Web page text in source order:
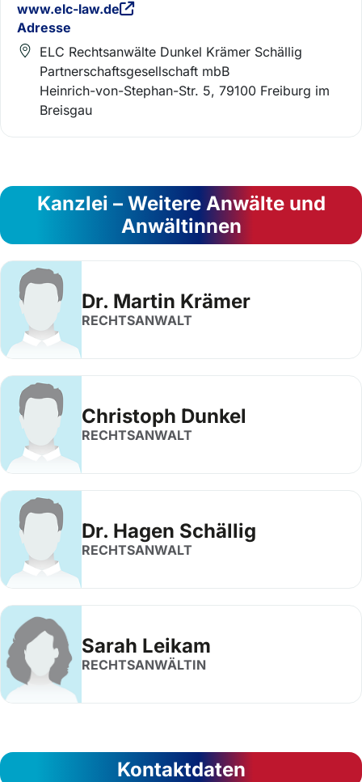
www.elc-law.de
Adresse
ELC Rechtsanwälte Dunkel Krämer Schällig
Partnerschaftsgesellschaft mbB
Heinrich-von-Stephan-Str. 5, 79100 Freiburg im
Breisgau
Kanzlei – Weitere Anwälte und
Anwältinnen
Dr. Martin Krämer
RECHTSANWALT
Christoph Dunkel
RECHTSANWALT
Dr. Hagen Schällig
RECHTSANWALT
Sarah Leikam
RECHTSANWÄLTIN
Kontaktdaten